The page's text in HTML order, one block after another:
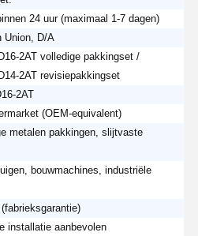
24 uur (maximaal 1-7 dagen)
Union, D/A
2AT volledige pakkingset /
2AT revisiepakkingset
2AT
(OEM-equivalent)
metalen pakkingen, slijtvaste
bouwmachines, industriële
installatie aanbevolen